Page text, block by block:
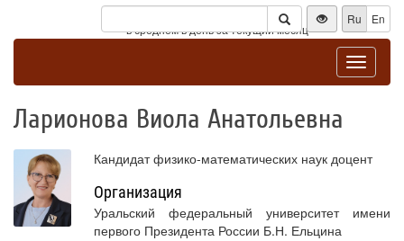
Посетители
0 (0*) 0▲ 0▲
* - в среднем в день за текущий месяц
Ru En
Toggle
Ларионова Виола Анатольевна
Кандидат физико-математических наук доцент
Организация
Уральский федеральный университет имени
первого Президента России Б.Н. Ельцина